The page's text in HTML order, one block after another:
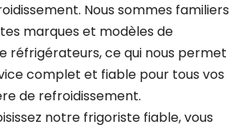
Nous sommes familiers
marques et modèles de
réfrigérateurs, ce qui nous permet
complet et fiable pour tous vos
de refroidissement.
notre frigoriste fiable, vous